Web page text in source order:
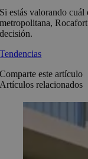
Si estás valorando
metropolitana,
decisión.
Tendencias
Comparte este artículo
Artículos relacionados